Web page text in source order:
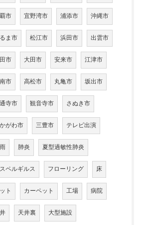
市 宜野湾市 浦添市 沖縄市
ま市 松江市 浜田市 出雲市
市 大田市 安来市 江津市
市 高松市 丸亀市 坂出市
寺市 観音寺市 さぬき市
がわ市 三豊市 テレビ出演
肺炎 夏型過敏性肺炎
ペルギルス フローリング 床
ト カーペット 工場 病院
天井裏 大型施設